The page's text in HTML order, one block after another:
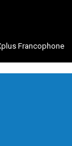
Francophone